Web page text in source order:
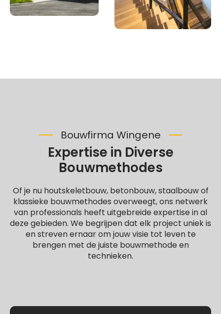
Bouwfirma Wingene
Expertise in Diverse
Bouwmethodes
Of je nu houtskeletbouw, betonbouw, staalbouw of
klassieke bouwmethodes overweegt, ons netwerk
van professionals heeft uitgebreide expertise in al
deze gebieden. We begrijpen dat elk project uniek is
en streven ernaar om jouw visie tot leven te
brengen met de juiste bouwmethode en
technieken.